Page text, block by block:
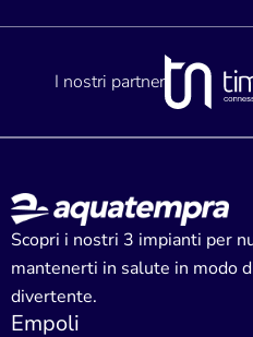
I nostri partner
Scopri i nostri 3 impianti per
mantenerti in salute in modo
divertente.
Empoli